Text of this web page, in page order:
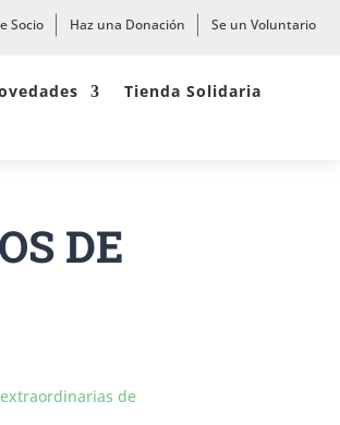
Socio Haz una Donación Se un Voluntario
Tienda Solidaria
DE